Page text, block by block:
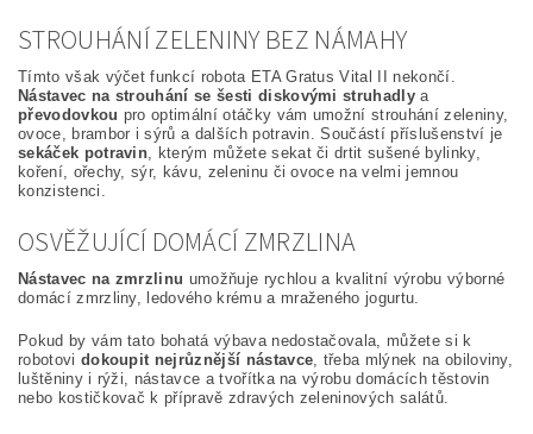
STROUHÁNÍ ZELENINY BEZ NÁMAHY
Tímto však výčet funkcí robota ETA Gratus Vital II nekončí.
Nástavec na strouhání se šesti diskovými struhadly a
převodovkou pro optimální otáčky vám umožní strouhání zeleniny,
ovoce, brambor i sýrů a dalších potravin. Součástí příslušenství je
sekáček potravin, kterým můžete sekat či drtit sušené bylinky,
koření, ořechy, sýr, kávu, zeleninu či ovoce na velmi jemnou
konzistenci.
OSVĚŽUJÍCÍ DOMÁCÍ ZMRZLINA
Nástavec na zmrzlinu umožňuje rychlou a kvalitní výrobu výborné
domácí zmrzliny, ledového krému a mraženého jogurtu.
Pokud by vám tato bohatá výbava nedostačovala, můžete si k
robotovi dokoupit nejrůznější nástavce, třeba mlýnek na obiloviny,
luštěniny i rýži, nástavce a tvořítka na výrobu domácích těstovin
nebo kostičkovač k přípravě zdravých zeleninových salátů.